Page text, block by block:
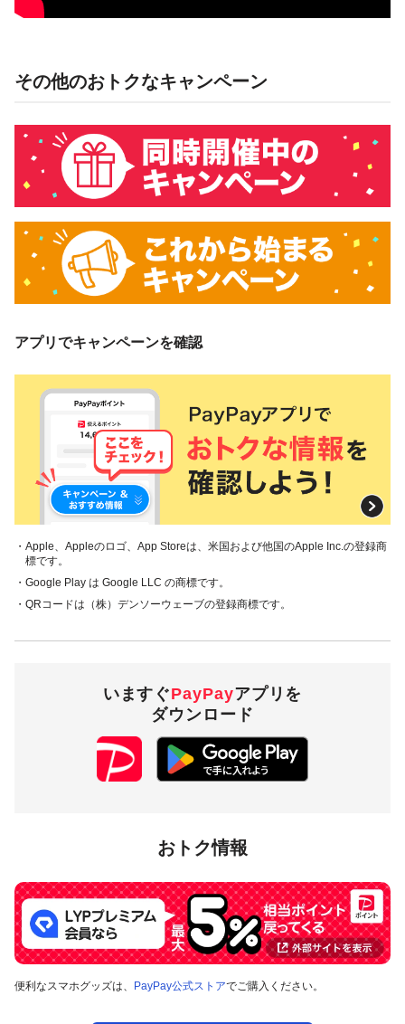
その他のおトクなキャンペーン
アプリでキャンペーンを確認
・Apple、Appleのロゴ、App Storeは、米国および他国のApple Inc.の登録商
標です。
・Google Play は Google LLC の商標です。
・QRコードは（株）デンソーウェーブの登録商標です。
いますぐPayPayアプリを
ダウンロード
おトク情報
便利なスマホグッズは、 PayPay公式ストアでご購入ください。